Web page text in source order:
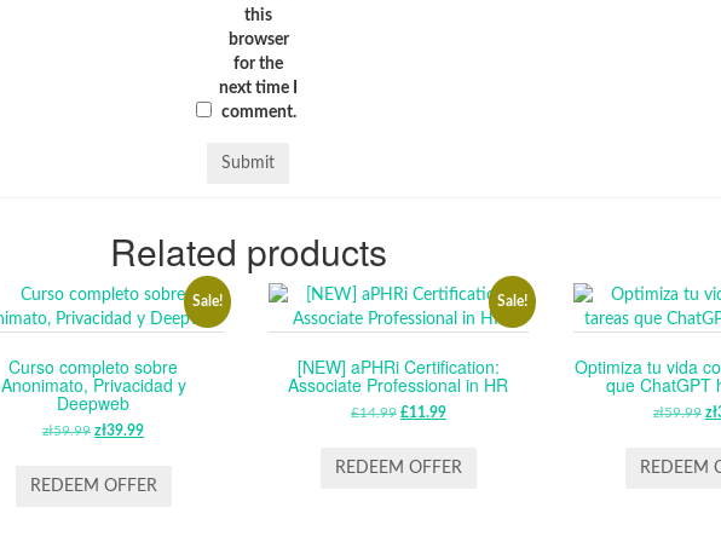
this
browser
for the
next time I
comment.
Related products
Sale!
Curso completo sobre
Anonimato, Privacidad y
Deepweb
zł59.99 ORIGINAL
WAS:
zł39.99CURRENT
IS:
REDEEM OFFER
Sale!
[NEW] aPHRi Certification:
Associate Professional in HR
£14.99 ORIGINAL
WAS:
£11.99CURRENT
IS:
REDEEM OFFER
Optimiza tu vida
que ChatGPT
zł59.99 zł
REDEEM